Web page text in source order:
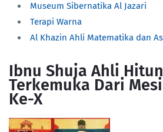
Museum Sibernatika Al Jazari
Terapi Warna
Al Khazin Ahli Matematika dan
Ibnu Shuja Ahli
Terkemuka Dari
Ke-X